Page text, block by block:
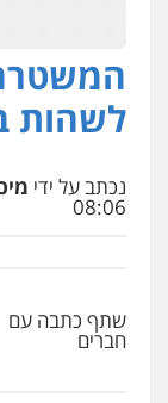
לשהות
נכתב על ידי
08:06
שתף כתבה עם
חברים